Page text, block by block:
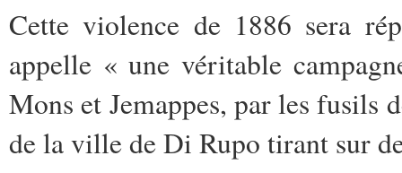
Cette violence de 1886 sera
appelle « une véritable
Mons et Jemappes, par les fusils
de la ville de Di Rupo tirant sur